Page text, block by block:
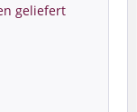
geliefert